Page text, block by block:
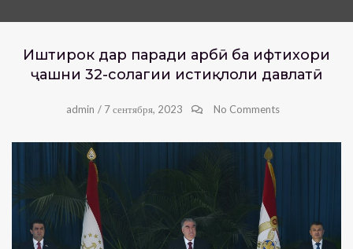
Иштирок дар паради ҳарбӣ ба ифтихори
ҷашни 32-солагии истиқлоли давлатӣ
admin / 7 сентября, 2023 No Comments